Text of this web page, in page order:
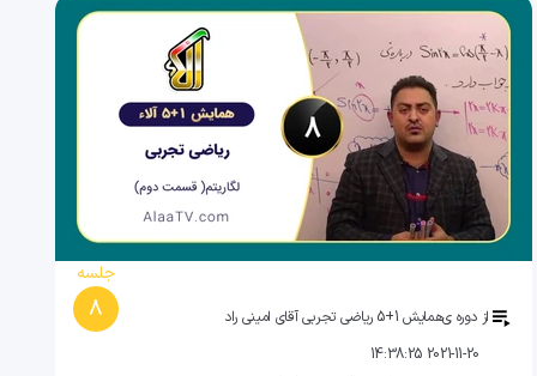
جلسه
8 از دوره یهمایش 1+5 ریاضی تجربی آقای امینی راد
2021-11-20 14:38:25